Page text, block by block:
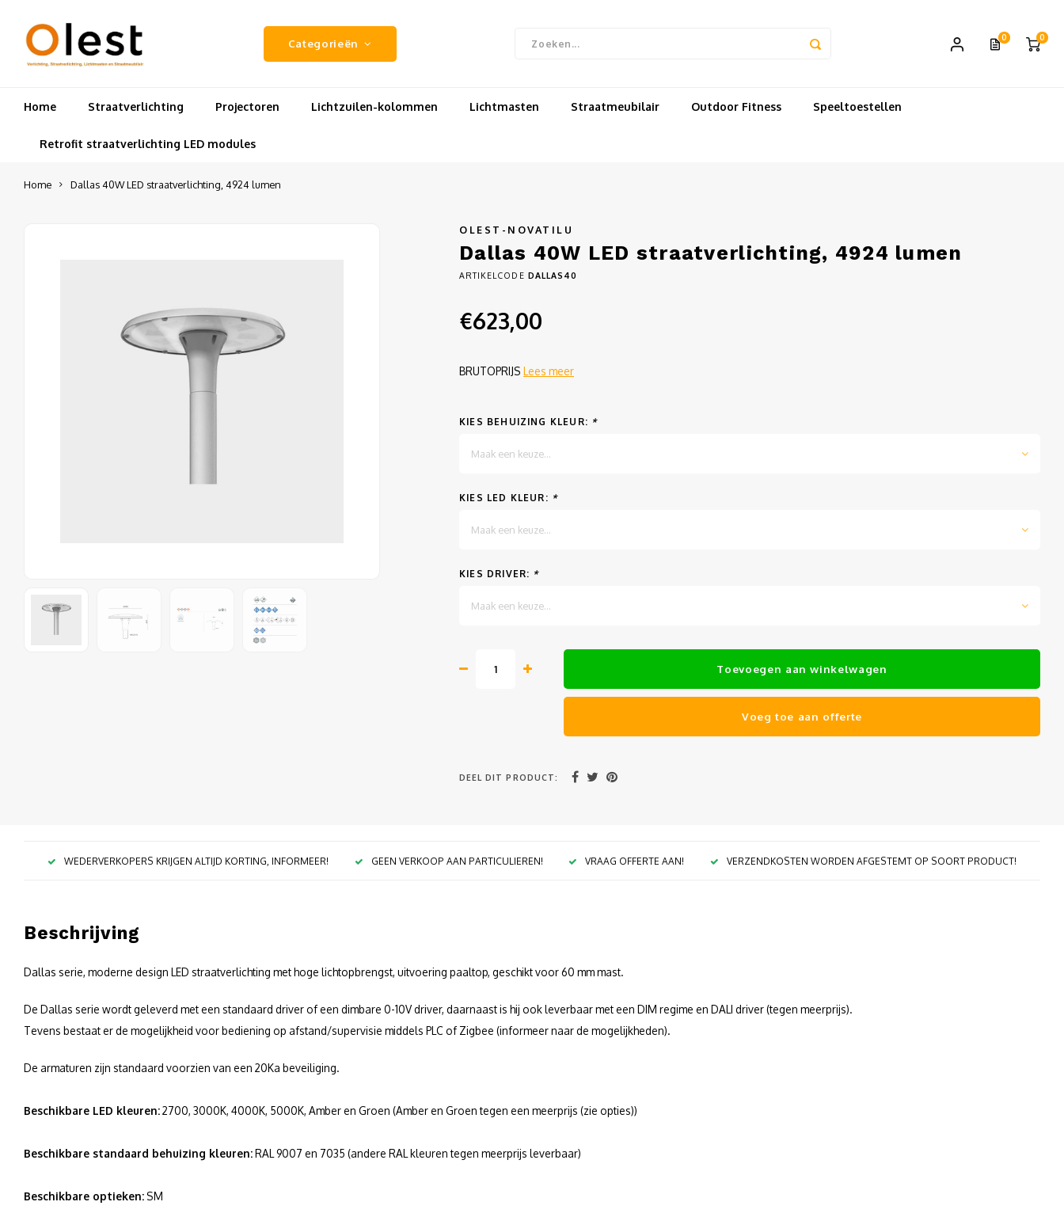
Categorieën 0 0
Home Straatverlichting Projectoren Lichtzuilen-kolommen Lichtmasten Straatmeubilair Outdoor Fitness Speeltoestellen
Retrofit straatverlichting LED modules
Home Dallas 40W LED straatverlichting, 4924 lumen
OLEST-NOVATILU
Dallas 40W LED straatverlichting, 4924 lumen
ARTIKELCODE DALLAS40
€623,00
BRUTOPRIJS Lees meer
KIES BEHUIZING KLEUR: *
Maak een keuze...
KIES LED KLEUR: *
Maak een keuze...
KIES DRIVER: *
Maak een keuze...
Toevoegen aan winkelwagen
Voeg toe aan offerte
DEEL DIT PRODUCT:
WEDERVERKOPERS KRIJGEN ALTIJD KORTING, INFORMEER! GEEN VERKOOP AAN PARTICULIEREN! VRAAG OFFERTE AAN! VERZENDKOSTEN WORDEN AFGESTEMT OP SOORT PRODUCT!
Beschrijving
Dallas serie, moderne design LED straatverlichting met hoge lichtopbrengst, uitvoering paaltop, geschikt voor 60 mm mast.
De Dallas serie wordt geleverd met een standaard driver of een dimbare 0-10V driver, daarnaast is hij ook leverbaar met een DIM regime en DALI driver (tegen meerprijs).
Tevens bestaat er de mogelijkheid voor bediening op afstand/supervisie middels PLC of Zigbee (informeer naar de mogelijkheden).
De armaturen zijn standaard voorzien van een 20Ka beveiliging.
Beschikbare LED kleuren:2700, 3000K, 4000K, 5000K, Amber en Groen (Amber en Groen tegen een meerprijs (zie opties))
Beschikbare standaard behuizing kleuren:RAL 9007 en 7035 (andere RAL kleuren tegen meerprijs leverbaar)
Beschikbare optieken: SM